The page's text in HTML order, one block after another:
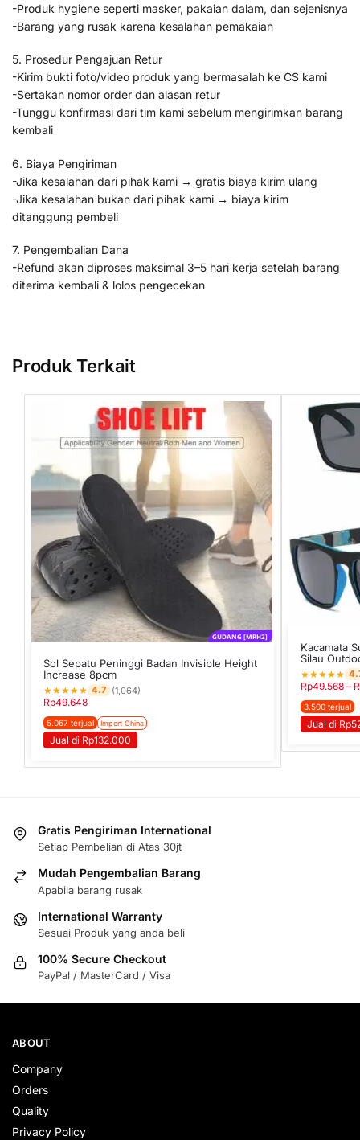
-Produk hygiene seperti masker, pakaian dalam, dan sejenisnya
-Barang yang rusak karena kesalahan pemakaian
5. Prosedur Pengajuan Retur
-Kirim bukti foto/video produk yang bermasalah ke CS kami
-Sertakan nomor order dan alasan retur
-Tunggu konfirmasi dari tim kami sebelum mengirimkan barang
kembali
6. Biaya Pengiriman
-Jika kesalahan dari pihak kami → gratis biaya kirim ulang
-Jika kesalahan bukan dari pihak kami → biaya kirim
ditanggung pembeli
7. Pengembalian Dana
-Refund akan diproses maksimal 3–5 hari kerja setelah barang
diterima kembali & lolos pengecekan
Produk Terkait
GUDANG [MRH2]
Sol Sepatu Peninggi Badan Invisible Height
Increase 8pcm
★★★★★ 4.7 (1,064)
Rp49.648
5.067 terjual Import China
Jual di Rp132.000
Kacamata
Silau
★★★★★
Rp49.568 –
3.500 terjual
Jual di
Gratis Pengiriman International
Setiap Pembelian di Atas 30jt
Mudah Pengembalian Barang
Apabila barang rusak
International Warranty
Sesuai Produk yang anda beli
100% Secure Checkout
PayPal / MasterCard / Visa
ABOUT
Company
Orders
Quality
Privacy Policy